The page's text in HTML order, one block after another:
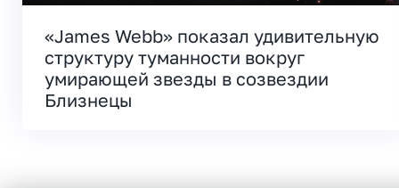
«James Webb» показал удивительную
структуру туманности вокруг
умирающей звезды в созвездии
Близнецы